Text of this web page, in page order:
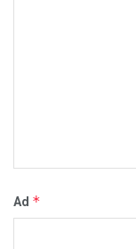
Ad *